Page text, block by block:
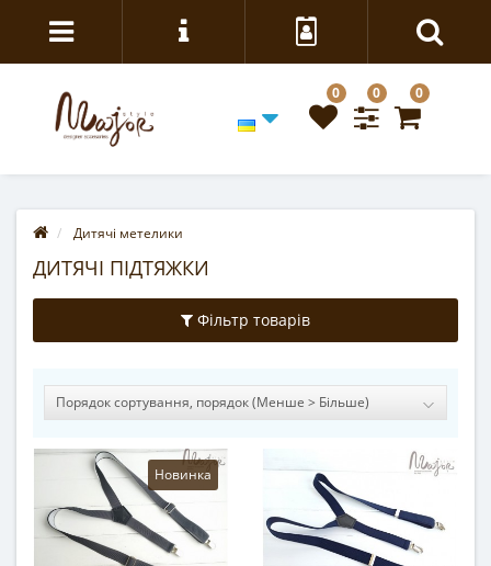
0 0 0
Дитячі метелики
ДИТЯЧІ ПІДТЯЖКИ
Фільтр товарів
Новинка